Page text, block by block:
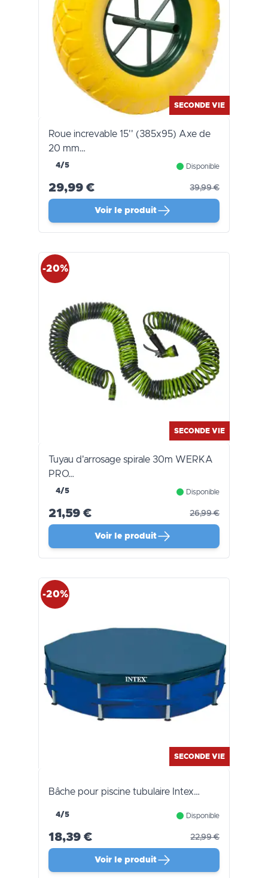
SECONDE VIE
Roue increvable 15'' (385x95) Axe de
20 mm…
4/5 Disponible
29,99 € 39,99 €
Voir le produit
-20%
SECONDE VIE
Tuyau d'arrosage spirale 30m WERKA
PRO…
4/5 Disponible
21,59 € 26,99 €
Voir le produit
-20%
SECONDE VIE
Bâche pour piscine tubulaire Intex…
4/5 Disponible
18,39 € 22,99 €
Voir le produit